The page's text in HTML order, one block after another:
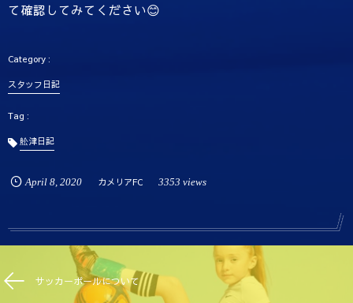
て確認してみてください😊
スタッフ日記
舩津日記
April 8, 2020 カメリアFC 3353 views
サッカーボールについて